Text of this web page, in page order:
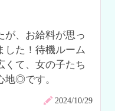
が、お給料が思っ
した！待機ルーム
くて、女の子たち
地◎です。
2024/10/29